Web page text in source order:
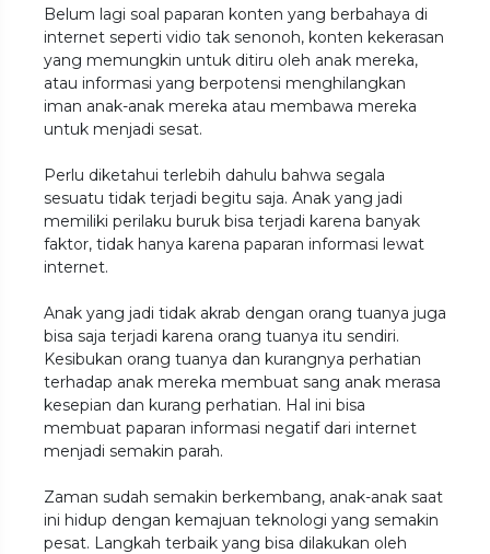
Belum lagi soal paparan konten yang berbahaya di
internet seperti vidio tak senonoh, konten kekerasan
yang memungkin untuk ditiru oleh anak mereka,
atau informasi yang berpotensi menghilangkan
iman anak-anak mereka atau membawa mereka
untuk menjadi sesat.
Perlu diketahui terlebih dahulu bahwa segala
sesuatu tidak terjadi begitu saja. Anak yang jadi
memiliki perilaku buruk bisa terjadi karena banyak
faktor, tidak hanya karena paparan informasi lewat
internet.
Anak yang jadi tidak akrab dengan orang tuanya juga
bisa saja terjadi karena orang tuanya itu sendiri.
Kesibukan orang tuanya dan kurangnya perhatian
terhadap anak mereka membuat sang anak merasa
kesepian dan kurang perhatian. Hal ini bisa
membuat paparan informasi negatif dari internet
menjadi semakin parah.
Zaman sudah semakin berkembang, anak-anak saat
ini hidup dengan kemajuan teknologi yang semakin
pesat. Langkah terbaik yang bisa dilakukan oleh